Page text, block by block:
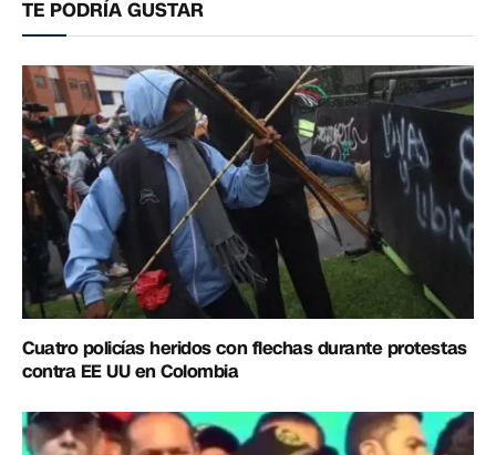
TE PODRÍA GUSTAR
Cuatro policías heridos con flechas durante protestas
contra EE UU en Colombia